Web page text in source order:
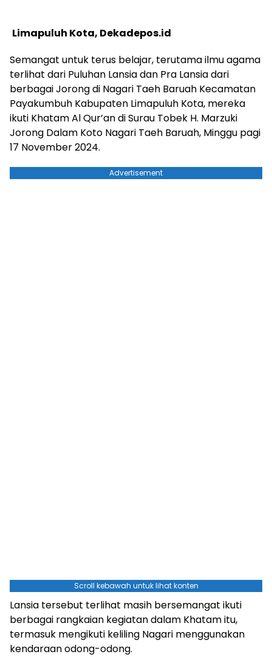
Limapuluh Kota, Dekadepos.id
Semangat untuk terus belajar, terutama ilmu agama
terlihat dari Puluhan Lansia dan Pra Lansia dari
berbagai Jorong di Nagari Taeh Baruah Kecamatan
Payakumbuh Kabupaten Limapuluh Kota, mereka
ikuti Khatam Al Qur’an di Surau Tobek H. Marzuki
Jorong Dalam Koto Nagari Taeh Baruah, Minggu pagi
17 November 2024.
Advertisement
Scroll kebawah untuk lihat konten
Lansia tersebut terlihat masih bersemangat ikuti
berbagai rangkaian kegiatan dalam Khatam itu,
termasuk mengikuti keliling Nagari menggunakan
kendaraan odong-odong.